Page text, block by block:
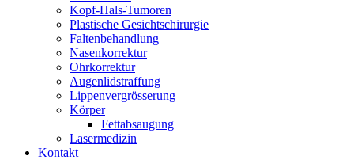
Kopf-Hals-Tumoren
Plastische Gesichtschirurgie
Faltenbehandlung
Nasenkorrektur
Ohrkorrektur
Augenlidstraffung
Lippenvergrösserung
Körper
Fettabsaugung
Lasermedizin
Kontakt